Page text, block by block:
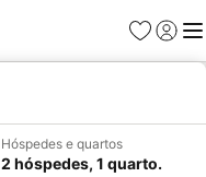
Favoritos
Iniciar
Hóspedes e quartos
2 hóspedes, 1 quarto.